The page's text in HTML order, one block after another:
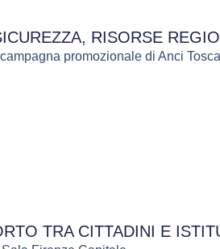
RISORSE
promozionale di Anci
TRA CITTADINI E